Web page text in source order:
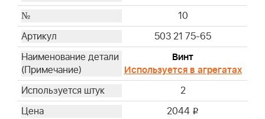
10
503 21 75-65
Винт
Используется в агрегатах
2
2044 i